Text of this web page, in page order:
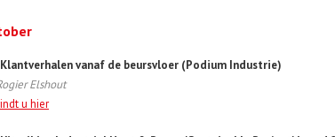
vanaf de beursvloer (Podium Industrie)
Elshout
u hier